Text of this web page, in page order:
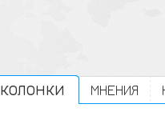
КОЛОНКИ МНЕНИЯ